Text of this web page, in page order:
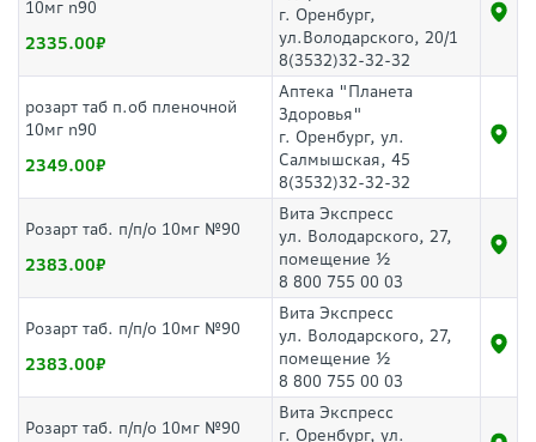
10мг n90
2335.00
г. Оренбург,
ул.Володарского, 20/1
8(3532)32-32-32
розарт таб п.об пленочной
10мг n90
2349.00
Аптека "Планета
Здоровья"
г. Оренбург, ул.
Салмышская, 45
8(3532)32-32-32
Розарт таб. п/п/о 10мг №90
2383.00
Вита Экспресс
ул. Володарского, 27,
помещение ½
8 800 755 00 03
Розарт таб. п/п/о 10мг №90
2383.00
Вита Экспресс
ул. Володарского, 27,
помещение ½
8 800 755 00 03
Розарт таб. п/п/о 10мг №90
Вита Экспресс
г. Оренбург, ул.